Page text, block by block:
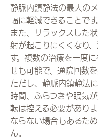
静脈内鎮静法の最大の
幅に軽減できることです
また、リラックスした
射が起こりにくくなり
す。複数の治療を一度
せも可能で、通院回数
ただし、静脈内鎮静法
時間、ふらつきや眠気
転は控える必要があり
ならない場合もあるた
ん。